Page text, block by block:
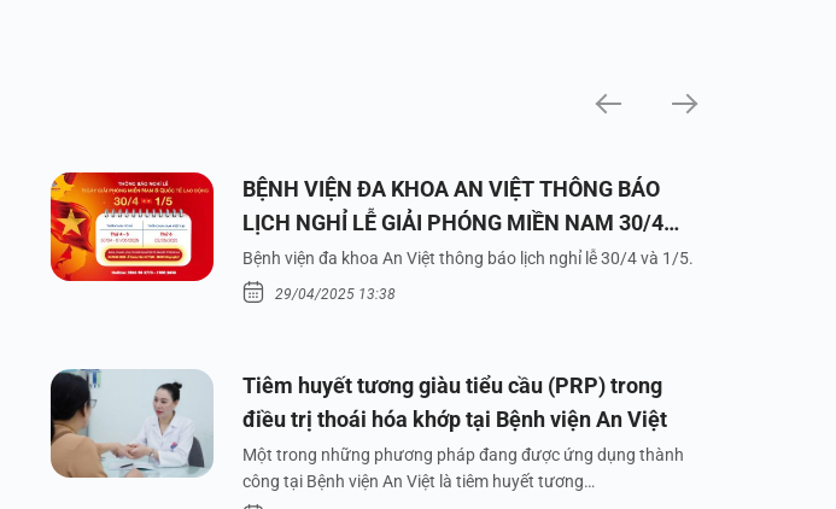
BỆNH VIỆN ĐA KHOA AN VIỆT THÔNG BÁO
LỊCH NGHỈ LỄ GIẢI PHÓNG MIỀN NAM 30/4
VÀ QUỐC TẾ LAO ĐỘNG 1/5/2025
Bệnh viện đa khoa An Việt thông báo lịch nghỉ lễ 30/4 và 1/5.
29/04/2025 13:38
Tiêm huyết tương giàu tiểu cầu (PRP) trong
điều trị thoái hóa khớp tại Bệnh viện An Việt
Một trong những phương pháp đang được ứng dụng thành
công tại Bệnh viện An Việt là tiêm huyết tương…